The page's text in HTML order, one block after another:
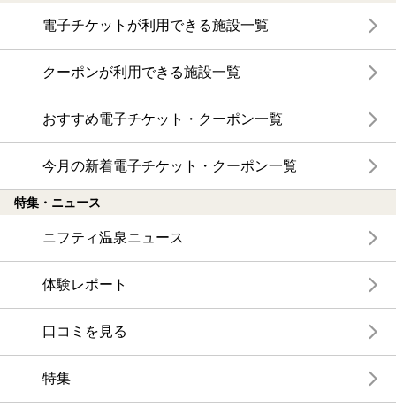
電子チケットが利用できる施設一覧
クーポンが利用できる施設一覧
おすすめ電子チケット・クーポン一覧
今月の新着電子チケット・クーポン一覧
特集・ニュース
ニフティ温泉ニュース
体験レポート
口コミを見る
特集